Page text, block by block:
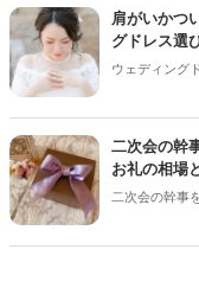
になります♪
も二次会なら
らしく楽しむ
肩がいかつ
グドレス選
ウェディング
ととき。でも
肩幅やデコル
「もう少し華
の声はとって
ん！ちょっと
で、肩まわり
二次会の幹
お礼の相場
二次会の幹事
要？」「どれ